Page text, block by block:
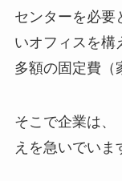
センターを必要
いオフィスを構
多額の固定費（
そこで企業は、
えを急いでいま